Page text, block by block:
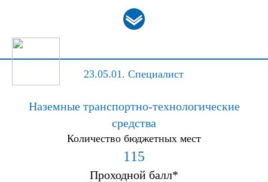
23.05.01. Специалист
Наземные транспортно-технологические
средства
Количество бюджетных мест
115
Проходной балл*